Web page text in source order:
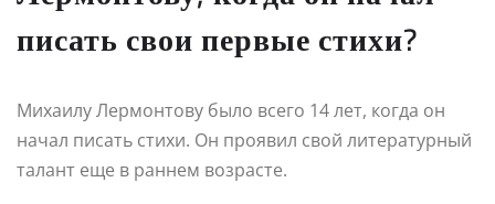
писать свои первые стихи?
Михаилу Лермонтову было всего 14 лет, когда он
начал писать стихи. Он проявил свой литературный
талант еще в раннем возрасте.